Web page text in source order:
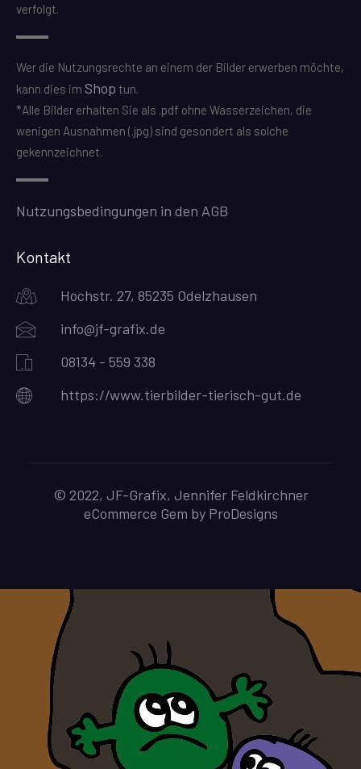
verfolgt.
Wer die Nutzungsrechte an einem der Bilder erwerben möchte,
kann dies im Shop tun.
*Alle Bilder erhalten Sie als .pdf ohne Wasserzeichen, die
wenigen Ausnahmen (.jpg) sind gesondert als solche
gekennzeichnet.
Nutzungsbedingungen in den AGB
Kontakt
Hochstr. 27, 85235 Odelzhausen
info@jf-grafix.de
08134 - 559 338
https://www.tierbilder-tierisch-gut.de
© 2022, JF-Grafix, Jennifer Feldkirchner
eCommerce Gem by ProDesigns